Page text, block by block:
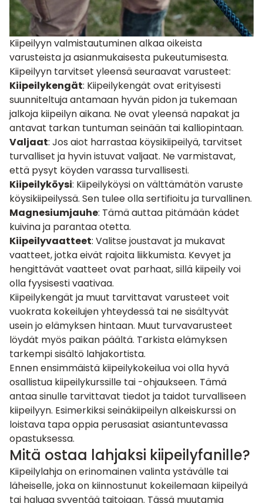
Kiipeilyyn valmistautuminen alkaa oikeista
varusteista ja asianmukaisesta pukeutumisesta.
Kiipeilyyn tarvitset yleensä seuraavat varusteet:
Kiipeilykengät: Kiipeilykengät ovat erityisesti
suunniteltuja antamaan hyvän pidon ja tukemaan
jalkoja kiipeilyn aikana. Ne ovat yleensä napakat ja
antavat tarkan tuntuman seinään tai kalliopintaan.
Valjaat: Jos aiot harrastaa köysikiipeilyä, tarvitset
turvalliset ja hyvin istuvat valjaat. Ne varmistavat,
että pysyt köyden varassa turvallisesti.
Kiipeilyköysi: Kiipeilyköysi on välttämätön varuste
köysikiipeilyssä. Sen tulee olla sertifioitu ja turvallinen.
Magnesiumjauhe: Tämä auttaa pitämään kädet
kuivina ja parantaa otetta.
Kiipeilyvaatteet: Valitse joustavat ja mukavat
vaatteet, jotka eivät rajoita liikkumista. Kevyet ja
hengittävät vaatteet ovat parhaat, sillä kiipeily voi
olla fyysisesti vaativaa.
Kiipeilykengät ja muut tarvittavat varusteet voit
vuokrata kokeilujen yhteydessä tai ne sisältyvät
usein jo elämyksen hintaan. Muut turvavarusteet
löydät myös paikan päältä. Tarkista elämyksen
tarkempi sisältö lahjakortista.
Ennen ensimmäistä kiipeilykokeilua voi olla hyvä
osallistua kiipeilykurssille tai -ohjaukseen. Tämä
antaa sinulle tarvittavat tiedot ja taidot turvalliseen
kiipeilyyn. Esimerkiksiseinäkiipeilyn alkeiskurssion
loistava tapa oppia perusasiat asiantuntevassa
opastuksessa.
Mitä ostaa lahjaksi kiipeilyfanille?
Kiipeilylahja on erinomainen valinta ystävälle tai
läheiselle, joka on kiinnostunut kokeilemaan kiipeilyä
tai haluaa syventää taitojaan. Tässä muutamia